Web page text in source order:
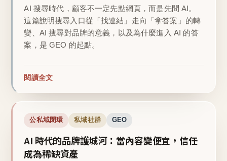
AI 搜尋時代，顧客不一定先點網頁，而是先問 AI。
這篇說明搜尋入口從「找連結」走向「拿答案」的轉
變、AI 搜尋對品牌的意義，以及為什麼進入 AI 的答
案，是 GEO 的起點。
閱讀全文
公私域閉環 私域社群 GEO
AI 時代的品牌護城河：當內容變便宜，信任
成為稀缺資產